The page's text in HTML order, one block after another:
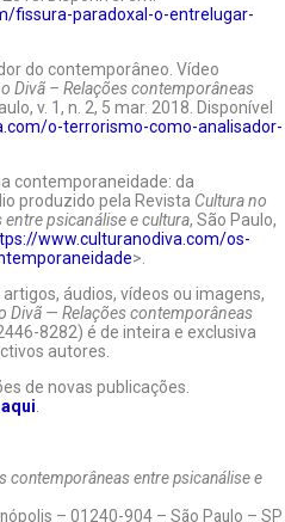
fissura-paradoxal-o-entrelugar-
do contemporâneo. Vídeo
Divã – Relações contemporâneas
v. 1, n. 2, 5 mar. 2018. Disponível
o-terrorismo-como-analisador-
contemporaneidade: da
produzido pela Revista Cultura no
psicanálise e cultura, São Paulo,
www.culturanodiva.com/os-
>.
áudios, vídeos ou imagens,
Divã — Relações contemporâneas
8282) é de inteira e exclusiva
autores.
de novas publicações.
contemporâneas entre psicanálise e
– 01240-904 – São Paulo – SP